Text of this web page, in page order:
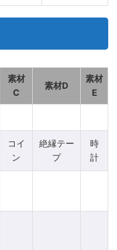
素材
C
素材D
素材
E
コイ
ン
絶縁テー
プ
時
計